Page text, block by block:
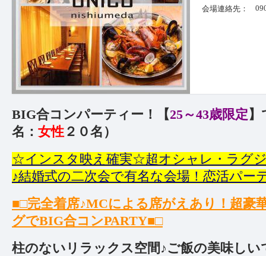
会場連絡先：
BIG合コンパーティー！【25～43歳限定
名： 女性 ２０名）
☆インスタ映え確実☆超オシャレ・ラグ
♪結婚式の二次会で有名な会場！恋活パー
■□完全着席♪MCによる席がえあり！超豪
グでBIG合コンPARTY■□
柱のないリラックス空間♪ご飯の美味し